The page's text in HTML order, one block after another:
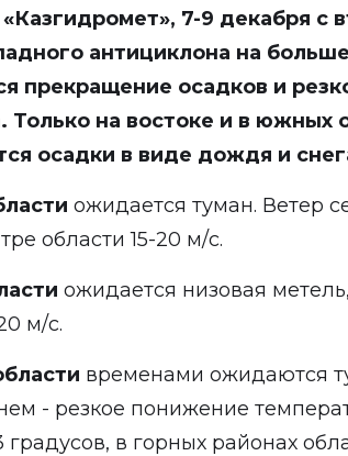
7-9 декабря с
антициклона на
прекращение осадков и
Только на востоке и в южных
осадки в виде дождя и
ожидается туман. Ветер
области 15-20 м/с.
ожидается низовая
м/с.
временами ожидаются
- резкое понижение
градусов, в горных районах